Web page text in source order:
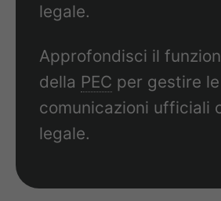
legale.
Approfondisci il
della PEC per gestire
comunicazioni ufficiali
legale.